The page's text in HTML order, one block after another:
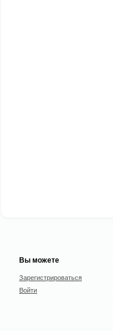
Вы можете
Зарегистрироваться
Войти